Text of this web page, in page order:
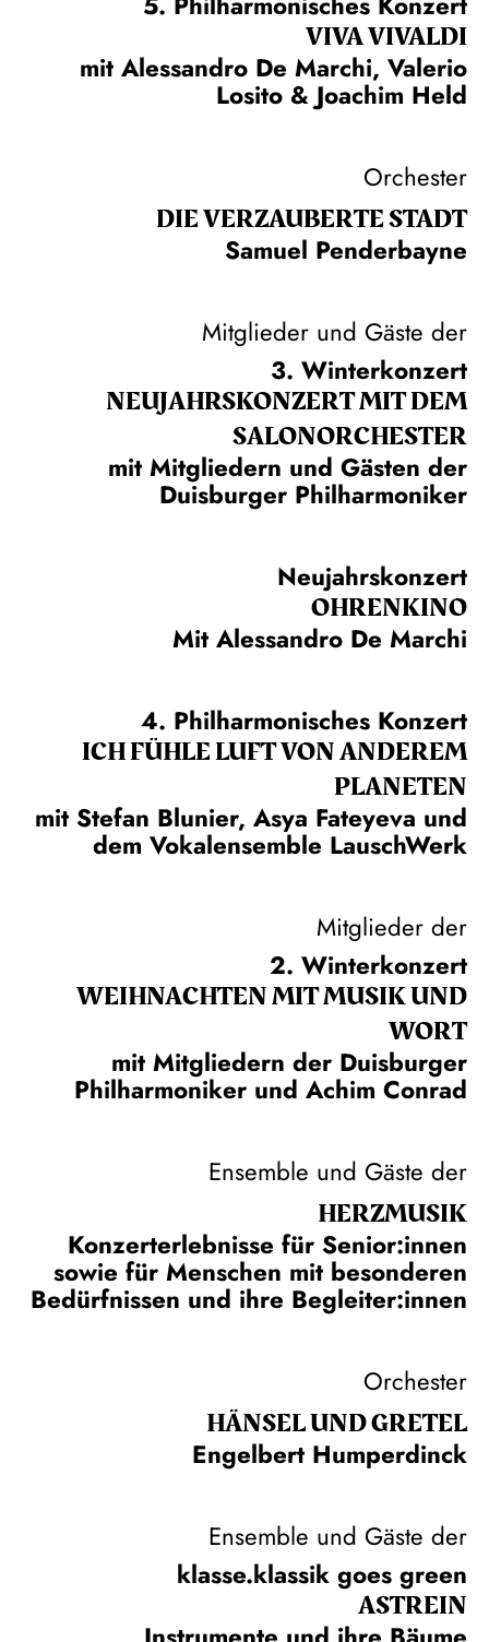
VIVA VIVALDI
mit Alessandro De Marchi, Valerio
Losito & Joachim Held
Orchester
DIE VERZAUBERTE STADT
Samuel Penderbayne
Mitglieder und Gäste der
3. Winterkonzert
NEUJAHRS­KONZERT MIT DEM
SALON­ORCHESTER
mit Mitgliedern und Gästen der
Duisburger Philharmoniker
Neujahrskonzert
OHRENKINO
Mit Alessandro De Marchi
4. Philharmonisches Konzert
ICH FÜHLE LUFT VON ANDEREM
PLANETEN
mit Stefan Blunier, Asya Fateyeva und
dem Vokalensemble LauschWerk
Mitglieder der
2. Winterkonzert
WEIH­NACHTEN MIT MUSIK UND
WORT
mit Mitgliedern der Duisburger
Philharmoniker und Achim Conrad
Ensemble und Gäste der
HERZ­MUSIK
Konzerterlebnisse für Senior:innen
sowie für Menschen mit besonderen
Bedürfnissen und ihre Begleiter:innen
Orchester
HÄNSEL UND GRETEL
Engelbert Humperdinck
Ensemble und Gäste der
klasse.klassik goes green
ASTREIN